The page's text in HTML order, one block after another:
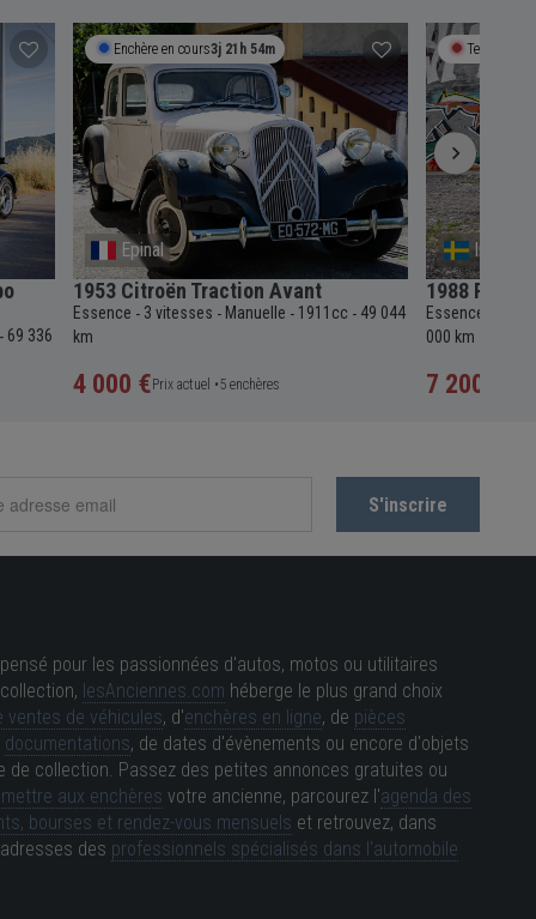
- 69 336
Enchère en cours3j 21h 54m
Epinal
1953 Citroën Traction Avant
Essence - 3 vitesses - Manuelle - 1911cc - 49 044
km
4 000 €Prix actuel •5 enchères
Termine
1988
Essence
000 km
7 200 €
pour les passionnées d'autos, motos ou utilitaires
lesAnciennes.com héberge le plus grand choix
ventes de véhicules, d'enchères en ligne, de pièces
documentations, de dates d'évènements ou encore d'objets
de collection. Passez des petites annonces gratuites ou
mettre aux enchères votre ancienne, parcourez l'agenda des
bourses et rendez-vous mensuels et retrouvez, dans
des professionnels spécialisés dans l'automobile